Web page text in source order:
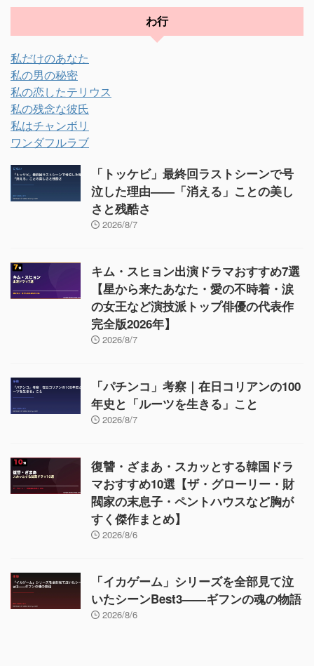
わ行
私だけのあなた
私の男の秘密
私の恋したテリウス
私の残念な彼氏
私はチャンボリ
ワンダフルラブ
「トッケビ」最終回ラストシーンで号
泣した理由——「消える」ことの美し
さと残酷さ
2026/8/7
キム・スヒョン出演ドラマおすすめ7選
【星から来たあなた・愛の不時着・涙
の女王など演技派トップ俳優の代表作
完全版2026年】
2026/8/7
「パチンコ」考察｜在日コリアンの100
年史と「ルーツを生きる」こと
2026/8/7
復讐・ざまあ・スカッとする韓国ドラ
マおすすめ10選【ザ・グローリー・財
閥家の末息子・ペントハウスなど胸が
すく傑作まとめ】
2026/8/6
「イカゲーム」シリーズを全部見て泣
いたシーンBest3——ギフンの魂の物語
2026/8/6